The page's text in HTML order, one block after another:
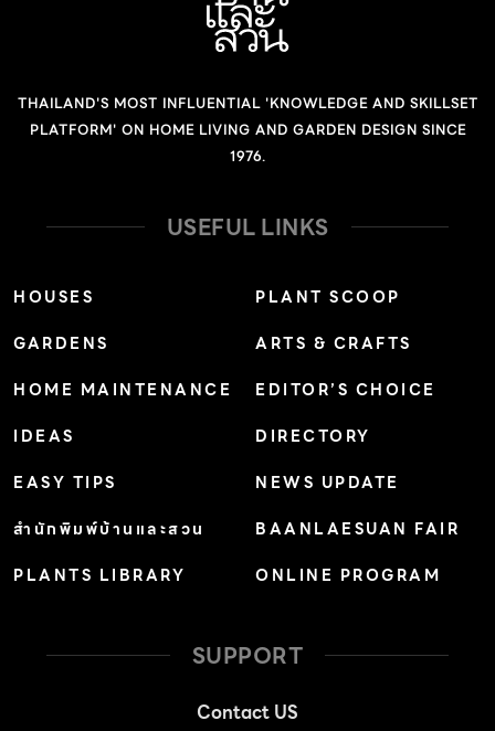
ใหญ่ แตกแขนงมาก ดอกย่อยจำนวนมาก ใบประดับซ้อนกัน
หลายขั้น สีเขียว ส่วนปลายสีแดงเรื่อ กลีบดอกเป็นขนสั้น
ปลาย บานออกเป็นพู่กลม อัตราการเจริญเติบโต: เร็ว ดิน: ดิน
ทั่วไป น้ำ: ปานกลาง-มาก แสงแดด: ตลอดวัน การใช้งานและ
และชายป่า พบมากทางภาคกลาง ภาคเหนือและภาคอิสาน ที่
THAILAND'S MOST INFLUENTIAL 'KNOWLEDGE AND SKILLSET
PLATFORM' ON HOME LIVING AND GARDEN DESIGN SINCE
1976.
USEFUL LINKS
HOUSES
GARDENS
HOME MAINTENANCE
IDEAS
EASY TIPS
สำนักพิมพ์บ้านและสวน
PLANTS LIBRARY
PLANT SCOOP
ARTS & CRAFTS
EDITOR’S CHOICE
DIRECTORY
NEWS UPDATE
BAANLAESUAN FAIR
ONLINE PROGRAM
SUPPORT
Contact US